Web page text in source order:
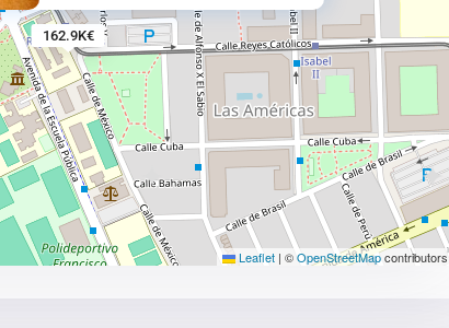
162.9K€
Leaflet | ©OpenStreetMapcontributors